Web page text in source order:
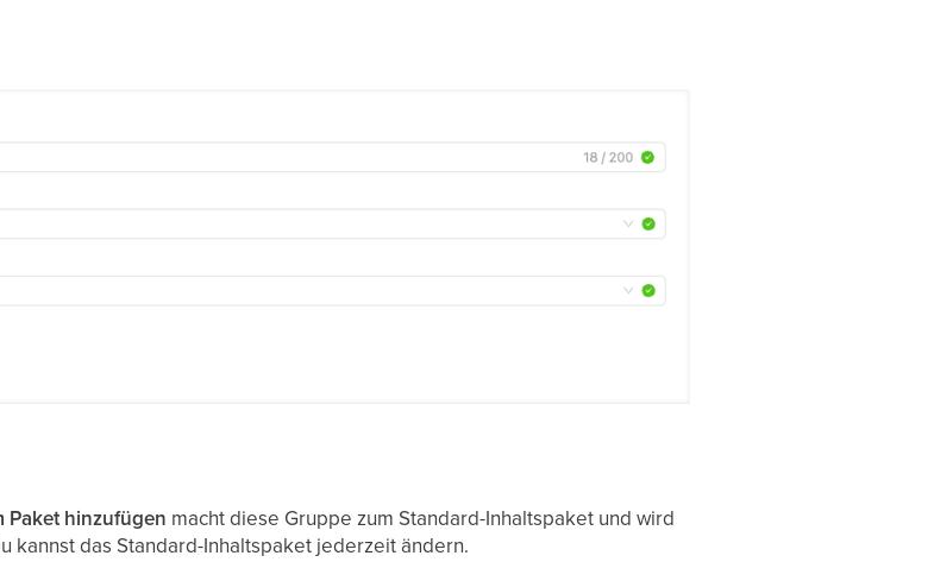
Paket hinzufügen macht diese Gruppe zum Standard-Inhaltspaket und wird
kannst das Standard-Inhaltspaket jederzeit ändern.